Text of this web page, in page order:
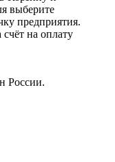
выберите
предприятия.
счёт на оплату
России.